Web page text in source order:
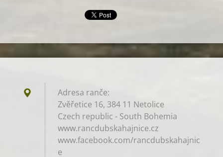
Adresa ranče:
Zvěřetice 16, 384 11 Netolice
Czech republic - South Bohemia
www.rancdubskahajnice.cz
www.facebook.com/rancdubskahajnic
e